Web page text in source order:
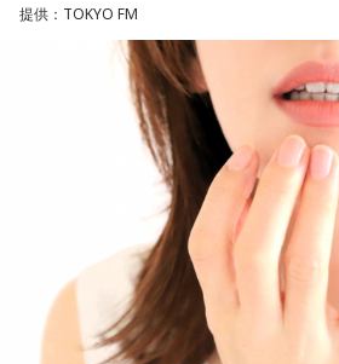
う言葉がその通りであることを、グル
きていたと思います。でも、そこから
っぱり“個の力”が必要だったかなと感
世界で見ても、日本だけでなく主力
多々あって、それでも勝ち上がって
なんです。そういう意味では、確か
れども、さらに“個”の力を高めながら
なきゃいけない。ベスト16・ベスト8
に、そこまでの選手層だったのかと
較しつつ、「太田プロはゆるいから……
と冗談交じりに言うと、酒井も「俺の
すけどね」とすぐさまツッコミを入れ
番組名：有吉弘行のSUNDAY NIGHT
放送日時：毎週日曜 20:00～21:55
放送エリア：TOKYO FMをのぞくJFN
パーソナリティ：有吉弘行
番組Webサイト： https://jfn-
ました。
それは何でしたか？次の中から近い
1． 鳩のぬいぐるみ
2． パスポートなどの身分証
3． 買ったばかりの乾電池
4． 懐中電灯
【解説】
提供：TOKYO FM